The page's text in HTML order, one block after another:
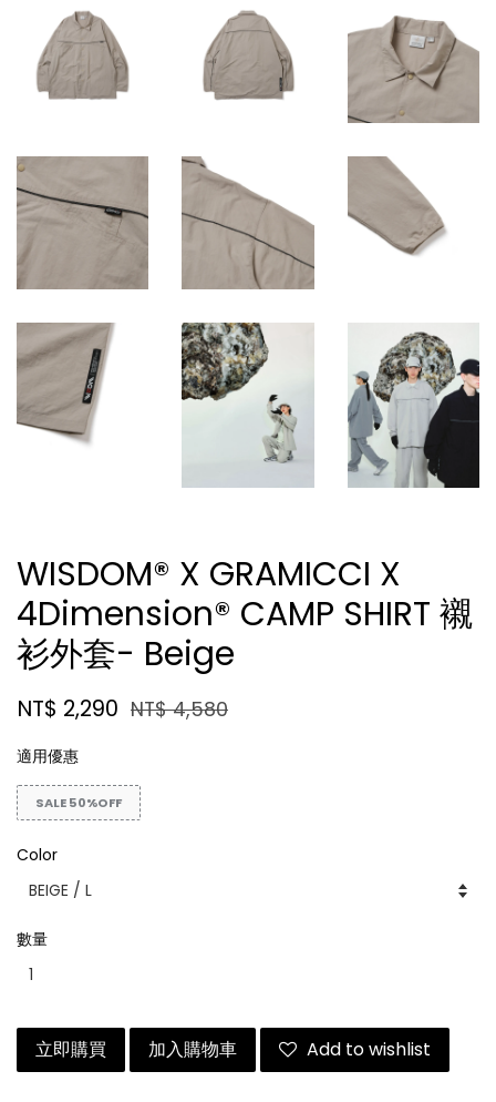
WISDOM® X GRAMICCI X
4Dimension® CAMP SHIRT 襯
衫外套- Beige
NT$ 2,290 NT$ 4,580
適用優惠
SALE 50%OFF
Color
數量
立即購買 加入購物車 Add to wishlist